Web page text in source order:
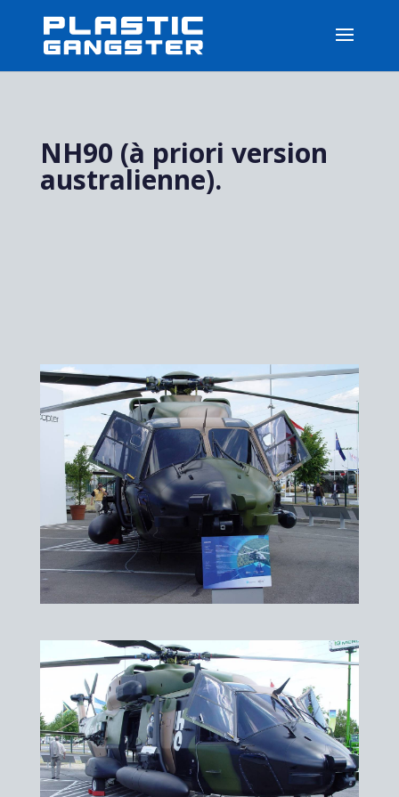
NH90 (à priori version
australienne).